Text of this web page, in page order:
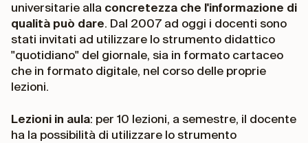
universitarie alla concretezza che l'informazione di
qualità può dare. Dal 2007 ad oggi i docenti sono
stati invitati ad utilizzare lo strumento didattico
"quotidiano" del giornale, sia in formato cartaceo
che in formato digitale, nel corso delle proprie
lezioni.
Lezioni in aula: per 10 lezioni, a semestre, il docente
ha la possibilità di utilizzare lo strumento